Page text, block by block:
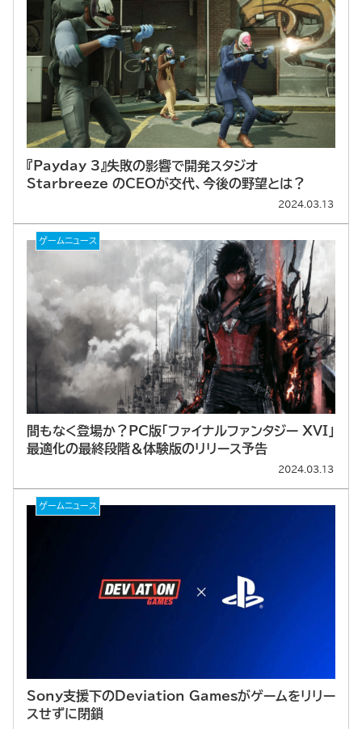
『Payday 3』失敗の影響で開発スタジオ
Starbreeze のCEOが交代、今後の野望とは？
2024.03.13
ゲームニュース
間もなく登場か？PC版「ファイナルファンタジー XVI」
最適化の最終段階＆体験版のリリース予告
2024.03.13
ゲームニュース
Sony支援下のDeviation Gamesがゲームをリリー
スせずに閉鎖